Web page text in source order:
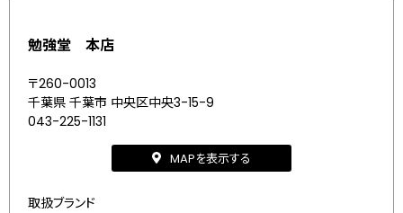
勉強堂 本店
〒260-0013
千葉県 千葉市 中央区中央3-15-9
043-225-1131
MAPを表示する
取扱ブランド